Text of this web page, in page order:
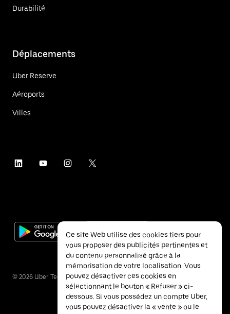
Durabilité
Déplacements
Uber Reserve
Aéroports
Villes
© 2026 Uber Technologies Inc.
Ce site Web utilise des cookies tiers pour
vous proposer des publicités pertinentes et
du contenu personnalisé grâce à la
mémorisation de votre localisation. Vous
pouvez désactiver ces cookies en
sélectionnant le bouton « Refuser » ci-
dessous. Si vous possédez un compte Uber,
vous pouvez désactiver la « vente » ou le